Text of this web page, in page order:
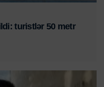
turistlər 50 metr